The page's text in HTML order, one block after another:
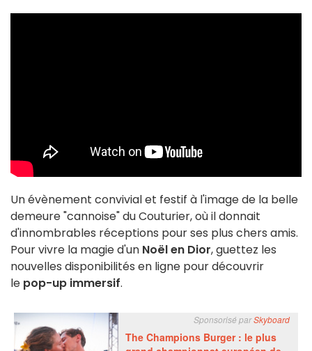
Un évènement convivial et festif à l'image de la belle
demeure "cannoise" du Couturier, où il donnait
d'innombrables réceptions pour ses plus chers amis.
Pour vivre la magie d'un Noël en Dior, guettez les
nouvelles disponibilités en ligne pour découvrir
le pop-up immersif.